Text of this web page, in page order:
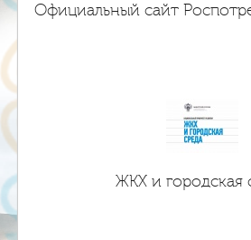
Официальный сайт
ЖКХ и городская